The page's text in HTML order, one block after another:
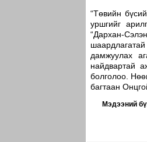
“Төвийн
уршгийг
“Дархан-
шаардлагатай
дамжуулах
найдвартай
болголоо.
багтаан
Мэдээний